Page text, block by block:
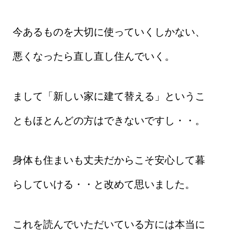
今あるものを大切に使っていくしかない、
悪くなったら直し直し住んでいく。
まして「新しい家に建て替える」というこ
ともほとんどの方はできないですし・・。
身体も住まいも丈夫だからこそ安心して暮
らしていける・・と改めて思いました。
これを読んでいただいている方には本当に